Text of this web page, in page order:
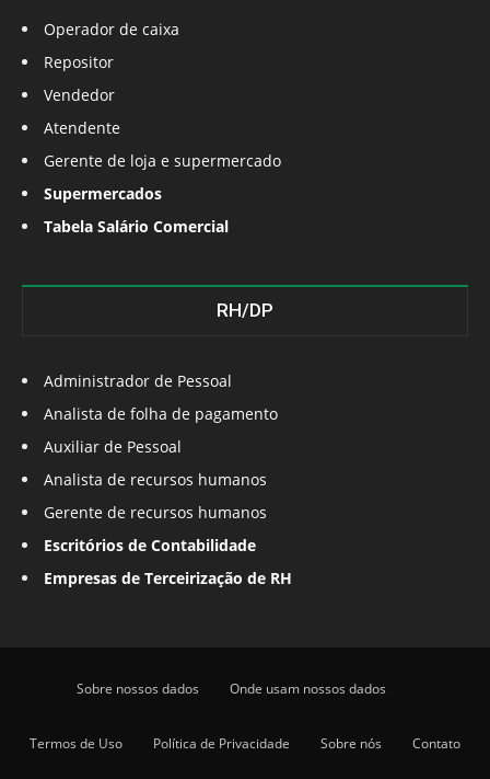
Operador de caixa
Repositor
Vendedor
Atendente
Gerente de loja e supermercado
Supermercados
Tabela Salário Comercial
RH/DP
Administrador de Pessoal
Analista de folha de pagamento
Auxiliar de Pessoal
Analista de recursos humanos
Gerente de recursos humanos
Escritórios de Contabilidade
Empresas de Terceirização de RH
Sobre nossos dados Onde usam nossos dados
Termos de Uso Política de Privacidade Sobre nós Contato